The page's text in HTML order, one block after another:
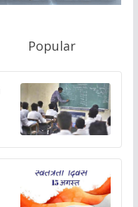
Popular